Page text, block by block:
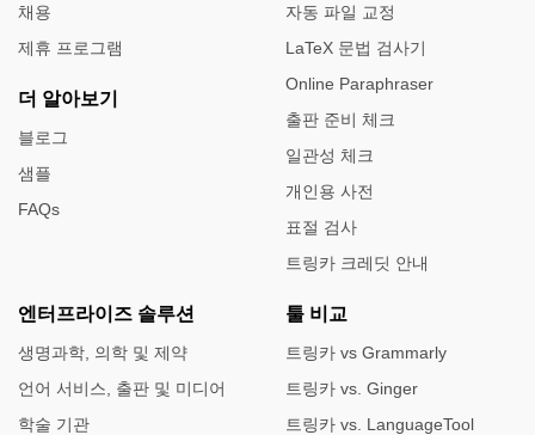
채용
제휴 프로그램
더 알아보기
블로그
샘플
FAQs
자동 파일 교정
LaTeX 문법 검사기
Online Paraphraser
출판 준비 체크
일관성 체크
개인용 사전
표절 검사
트링카 크레딧 안내
엔터프라이즈 솔루션
생명과학, 의학 및 제약
언어 서비스, 출판 및 미디어
학술 기관
툴 비교
트링카 vs Grammarly
트링카 vs. Ginger
트링카 vs. LanguageTool